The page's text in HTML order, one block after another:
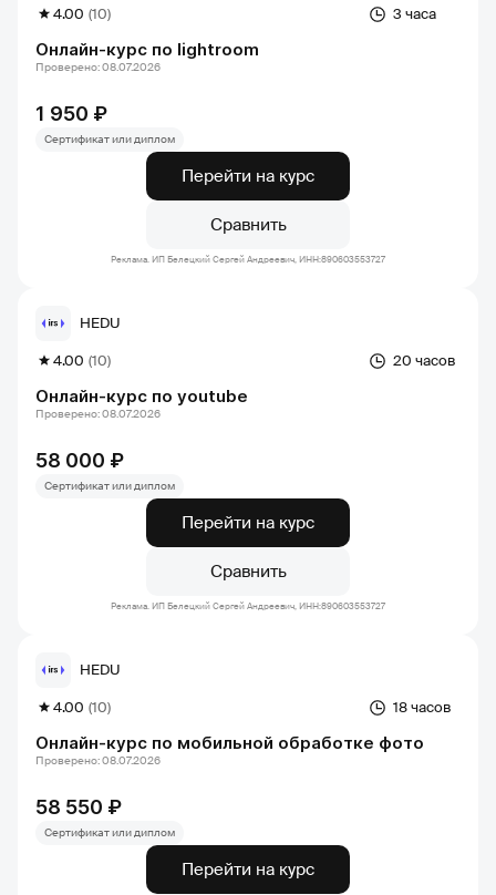
Онлайн-курс по lightroom
3 часа
4.00 (10)
1 950 ₽
Проверено: 08.07.2026
Сертификат или диплом
Перейти на курс
Сравнить
Реклама. ИП Белецкий Сергей Андреевич, ИНН:890603553727
Онлайн-курс по youtube
20 часов
4.00 (10)
HEDU
58 000 ₽
Проверено: 08.07.2026
Сертификат или диплом
Перейти на курс
Сравнить
Реклама. ИП Белецкий Сергей Андреевич, ИНН:890603553727
Онлайн-курс по мобильной обработке фото
18 часов
4.00 (10)
HEDU
58 550 ₽
Проверено: 08.07.2026
Сертификат или диплом
Перейти на курс